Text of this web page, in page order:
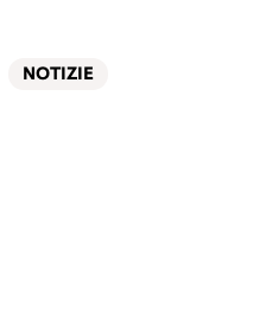
NOTIZIE